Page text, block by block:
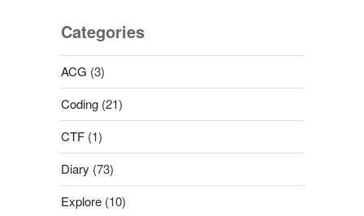
Categories
ACG (3)
Coding(21)
CTF(1)
Diary (73)
Explore(10)